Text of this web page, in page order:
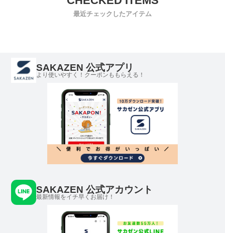
最近チェックしたアイテム
SAKAZEN 公式アプリ
より使いやすく！クーポンももらえる！
SAKAZEN 公式アカウント
最新情報をイチ早くお届け！